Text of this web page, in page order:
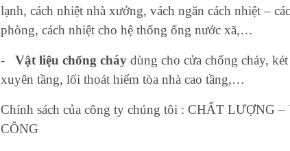
lạnh, cách nhiệt nhà xưởng, vách ngăn cách nhiệt –
phòng, cách nhiệt cho hệ thống ống nước xã,…
- Vật liệu chống cháy dùng cho cửa chống cháy,
xuyên tầng, lối thoát hiểm tòa nhà cao tầng,…
Chính sách của công ty chúng tôi : CHẤT LƯỢNG
CÔNG